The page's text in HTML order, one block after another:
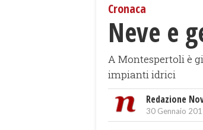
Cronaca
Neve e
A Montespertoli è
impianti idrici
Redazione
30 Gennaio